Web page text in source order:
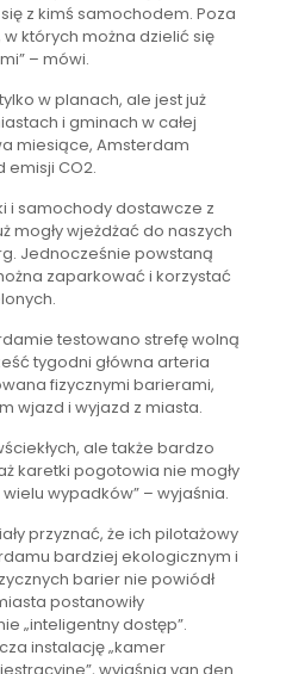
z kimś samochodem. Poza
których można dzielić się
– mówi.
w planach, ale jest już
i gminach w całej
miesiące, Amsterdam
CO2.
i samochody dostawcze z
mogły wjeżdżać do naszych
Jednocześnie powstaną
zaparkować i korzystać
testowano strefę wolną
tygodni główna arteria
fizycznymi barierami,
wjazd i wyjazd z miasta.
ale także bardzo
karetki pogotowia nie mogły
wypadków” – wyjaśnia.
przyznać, że ich pilotażowy
bardziej ekologicznym i
barier nie powiódł
postanowiły
„inteligentny dostęp”.
instalację „kamer